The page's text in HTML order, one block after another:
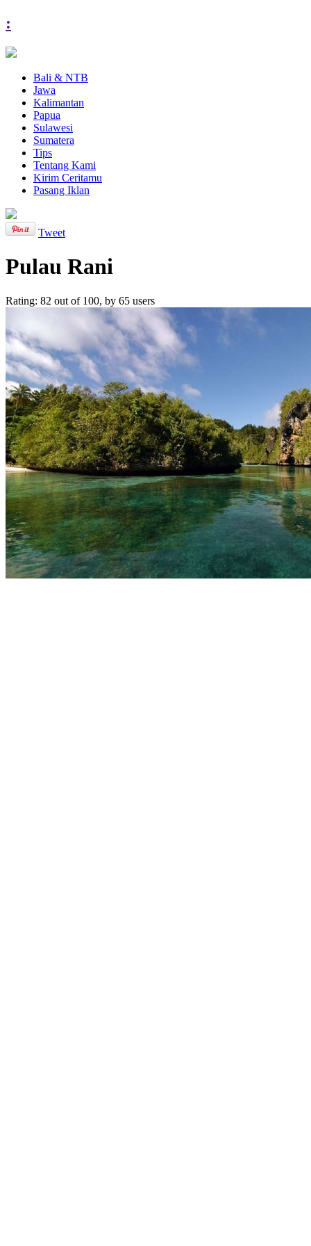
:
Bali & NTB
Jawa
Kalimantan
Papua
Sulawesi
Sumatera
Tips
Tentang Kami
Kirim Ceritamu
Pasang Iklan
Tweet
Pulau Rani
Rating: 82 out of 100, by 65 users